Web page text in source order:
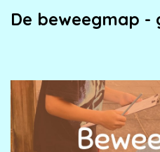
De beweegmap